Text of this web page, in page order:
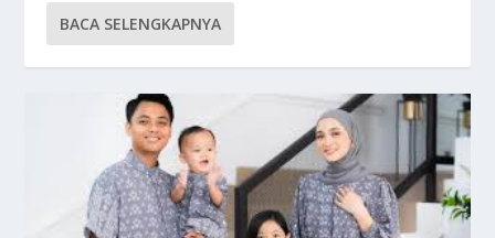
BACA SELENGKAPNYA